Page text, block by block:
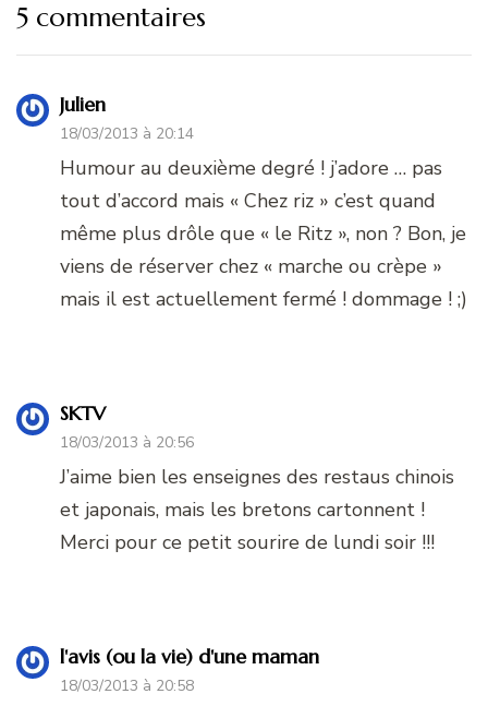
5 commentaires
Julien
18/03/2013 à 20:14
Humour au deuxième degré ! j’adore … pas
tout d’accord mais « Chez riz » c’est quand
même plus drôle que « le Ritz », non ? Bon, je
viens de réserver chez « marche ou crèpe »
mais il est actuellement fermé ! dommage ! ;)
SKTV
18/03/2013 à 20:56
J’aime bien les enseignes des restaus chinois
et japonais, mais les bretons cartonnent !
Merci pour ce petit sourire de lundi soir !!!
l'avis (ou la vie) d'une maman
18/03/2013 à 20:58